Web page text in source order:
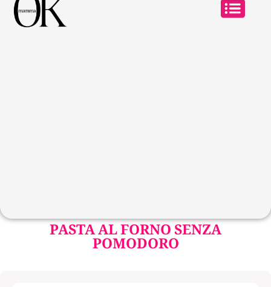
PASTA AL FORNO SENZA
POMODORO